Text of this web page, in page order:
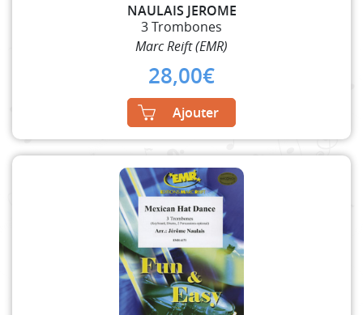
NAULAIS JEROME
3 Trombones
Marc Reift (EMR)
28,00€
Ajouter